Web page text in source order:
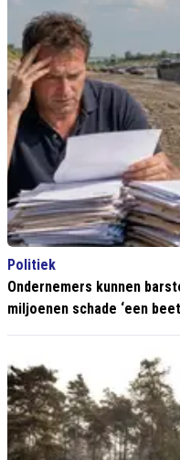
Politiek
Ondernemers kunnen
miljoenen schade ‘een